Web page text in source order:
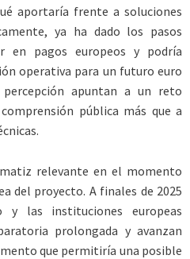
aportaría frente a soluciones
ya ha dado los pasos
en pagos europeos y podría
operativa para un futuro euro
apuntan a un reto
pública más que a
relevante en el momento
del proyecto. A finales de 2025
y las instituciones europeas
prolongada y avanzan
que permitiría una posible